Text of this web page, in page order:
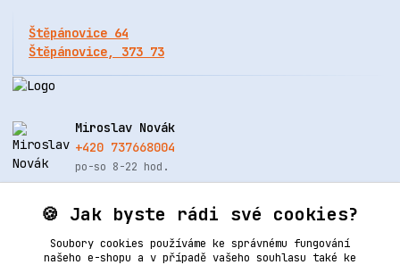
Štěpánovice 64
Štěpánovice, 373 73
Miroslav Novák
+420 737668004
po-so 8-22 hod.
info@renovacekuze.cz
🍪 Jak byste rádi své cookies?
Soubory cookies používáme ke správnému fungování
našeho e-shopu a v případě vašeho souhlasu také ke